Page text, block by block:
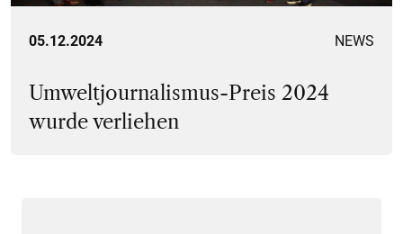
05.12.2024 NEWS
Umweltjournalismus-Preis 2024
wurde verliehen